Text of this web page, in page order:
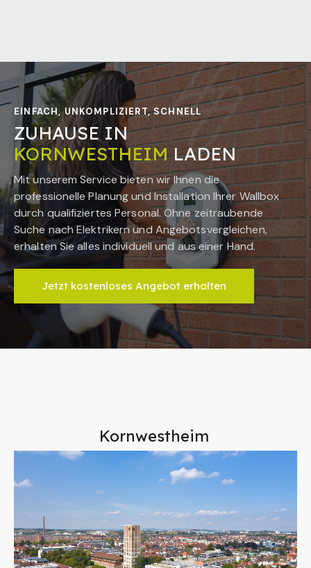
EINFACH, UNKOMPLIZIERT, SCHNELL
ZUHAUSE IN
KORNWESTHEIMLADEN
Mit unserem Service bieten wir Ihnen die
professionelle Planung und Installation Ihrer Wallbox
durch qualifiziertes Personal. Ohne zeitraubende
Suche nach Elektrikern und Angebotsvergleichen,
erhalten Sie alles individuell und aus einer Hand.
Jetzt kostenloses Angebot erhalten
Kornwestheim